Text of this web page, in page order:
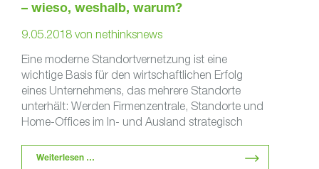
– wieso, weshalb, warum?
9.05.2018 von nethinksnews
Eine moderne Standortvernetzung ist eine
wichtige Basis für den wirtschaftlichen Erfolg
eines Unternehmens, das mehrere Standorte
unterhält: Werden Firmenzentrale, Standorte und
Home-Offices im In- und Ausland strategisch
Weiterlesen …